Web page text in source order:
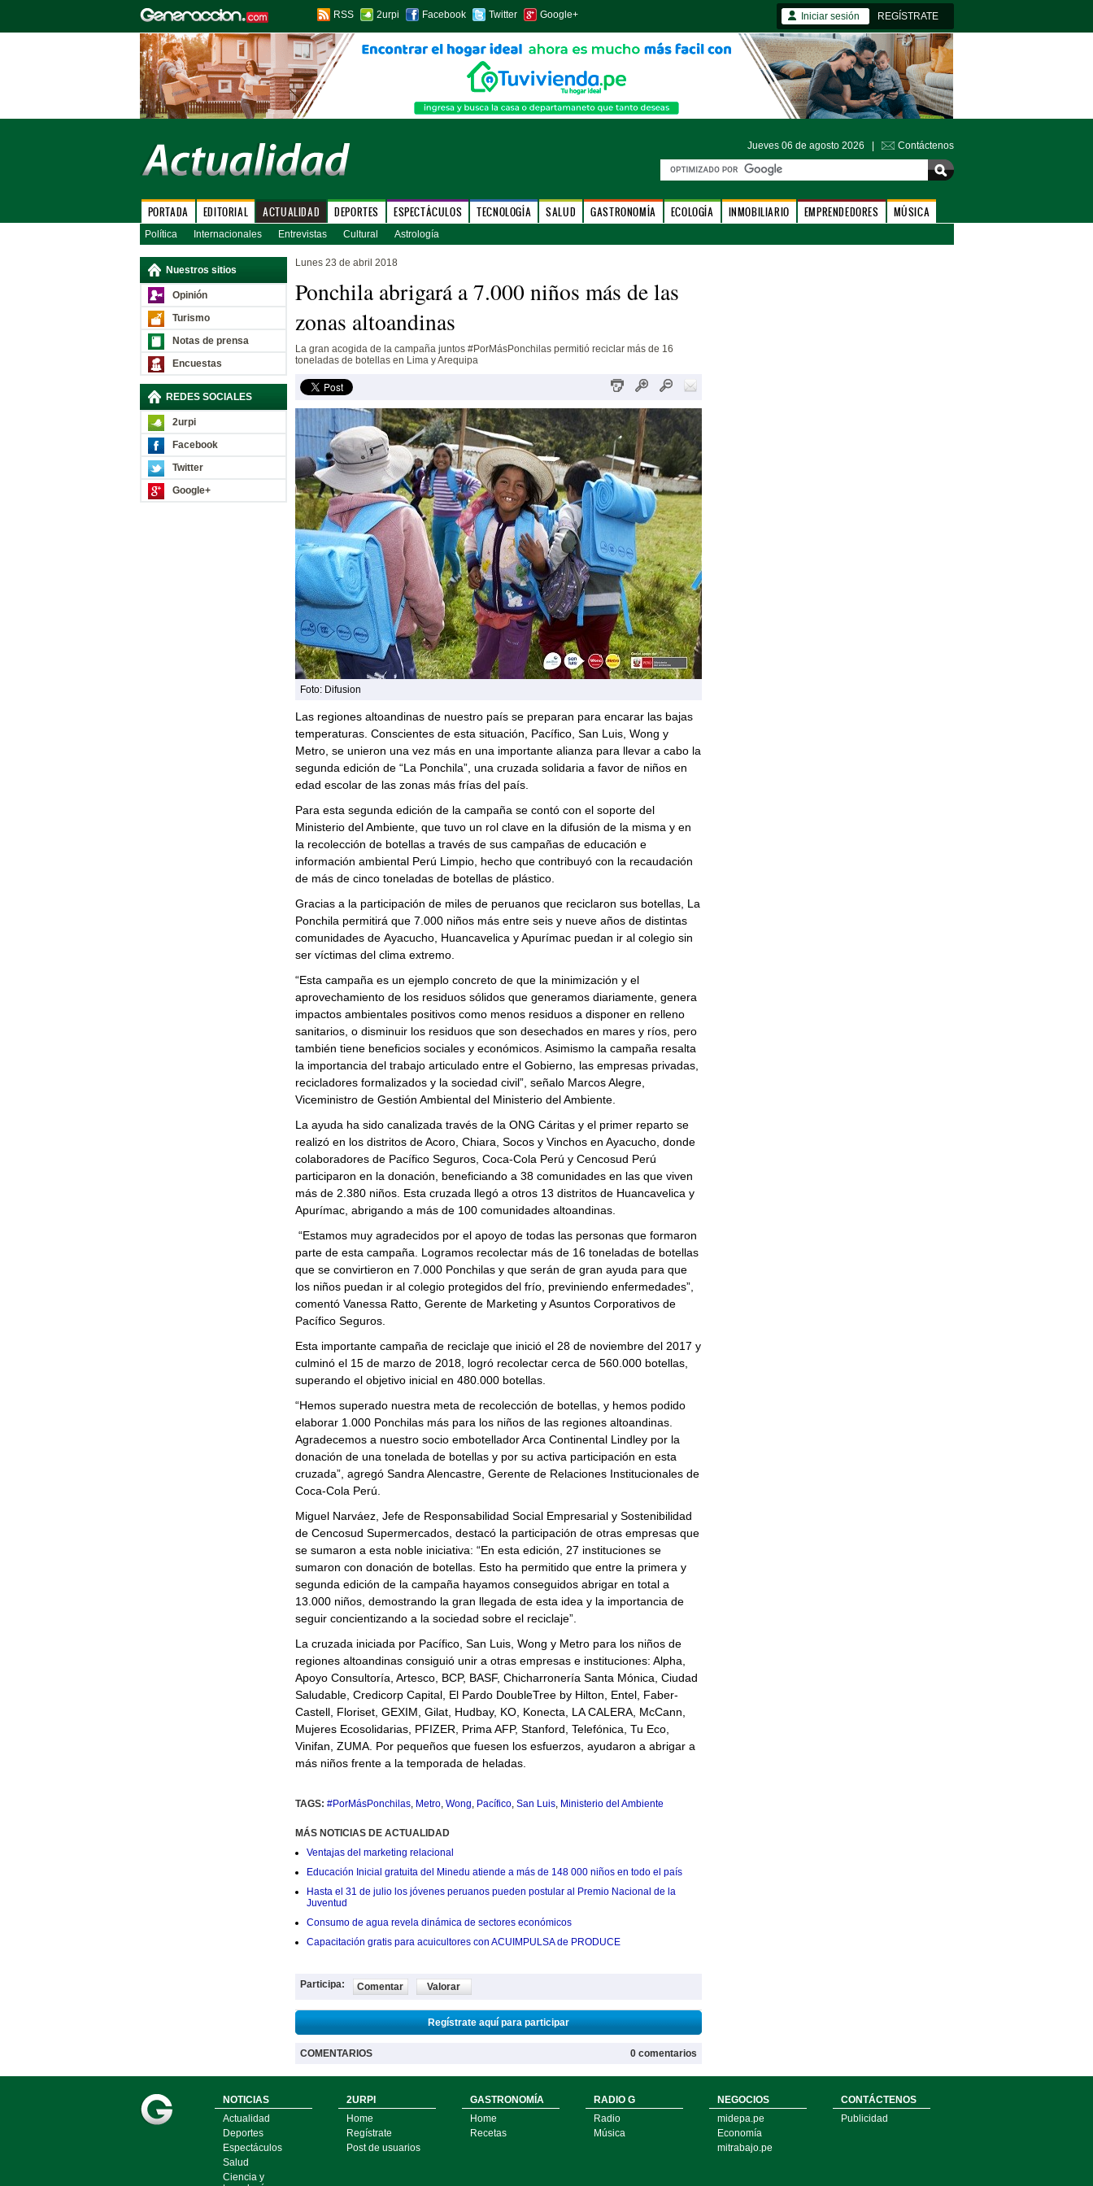
RSS 2urpi Facebook Twitter Google+ Iniciar sesión REGÍSTRATE
Jueves 06 de agosto 2026 | Contáctenos
PORTADA EDITORIAL ACTUALIDAD DEPORTES ESPECTÁCULOS TECNOLOGÍA SALUD GASTRONOMÍA ECOLOGÍA INMOBILIARIO EMPRENDEDORES MÚSICA
Política Internacionales Entrevistas Cultural Astrología
Nuestros sitios
Opinión
Turismo
Notas de prensa
Encuestas
REDES SOCIALES
2urpi
Facebook
Twitter
Google+
Lunes 23 de abril 2018
Ponchila abrigará a 7.000 niños más de las
zonas altoandinas
La gran acogida de la campaña juntos #PorMásPonchilas permitió reciclar más de 16
toneladas de botellas en Lima y Arequipa
Foto: Difusion
Las regiones altoandinas de nuestro país se preparan para encarar las bajas
temperaturas. Conscientes de esta situación, Pacífico, San Luis, Wong y
Metro, se unieron una vez más en una importante alianza para llevar a cabo la
segunda edición de “La Ponchila”, una cruzada solidaria a favor de niños en
edad escolar de las zonas más frías del país.
Para esta segunda edición de la campaña se contó con el soporte del
Ministerio del Ambiente, que tuvo un rol clave en la difusión de la misma y en
la recolección de botellas a través de sus campañas de educación e
información ambiental Perú Limpio, hecho que contribuyó con la recaudación
de más de cinco toneladas de botellas de plástico.
Gracias a la participación de miles de peruanos que reciclaron sus botellas, La
Ponchila permitirá que 7.000 niños más entre seis y nueve años de distintas
comunidades de Ayacucho, Huancavelica y Apurímac puedan ir al colegio sin
ser víctimas del clima extremo.
“Esta campaña es un ejemplo concreto de que la minimización y el
aprovechamiento de los residuos sólidos que generamos diariamente, genera
impactos ambientales positivos como menos residuos a disponer en relleno
sanitarios, o disminuir los residuos que son desechados en mares y ríos, pero
también tiene beneficios sociales y económicos. Asimismo la campaña resalta
la importancia del trabajo articulado entre el Gobierno, las empresas privadas,
recicladores formalizados y la sociedad civil”, señalo Marcos Alegre,
Viceministro de Gestión Ambiental del Ministerio del Ambiente.
La ayuda ha sido canalizada través de la ONG Cáritas y el primer reparto se
realizó en los distritos de Acoro, Chiara, Socos y Vinchos en Ayacucho, donde
colaboradores de Pacífico Seguros, Coca-Cola Perú y Cencosud Perú
participaron en la donación, beneficiando a 38 comunidades en las que viven
más de 2.380 niños. Esta cruzada llegó a otros 13 distritos de Huancavelica y
Apurímac, abrigando a más de 100 comunidades altoandinas.
“Estamos muy agradecidos por el apoyo de todas las personas que formaron
parte de esta campaña. Logramos recolectar más de 16 toneladas de botellas
que se convirtieron en 7.000 Ponchilas y que serán de gran ayuda para que
los niños puedan ir al colegio protegidos del frío, previniendo enfermedades”,
comentó Vanessa Ratto, Gerente de Marketing y Asuntos Corporativos de
Pacífico Seguros.
Esta importante campaña de reciclaje que inició el 28 de noviembre del 2017 y
culminó el 15 de marzo de 2018, logró recolectar cerca de 560.000 botellas,
superando el objetivo inicial en 480.000 botellas.
“Hemos superado nuestra meta de recolección de botellas, y hemos podido
elaborar 1.000 Ponchilas más para los niños de las regiones altoandinas.
Agradecemos a nuestro socio embotellador Arca Continental Lindley por la
donación de una tonelada de botellas y por su activa participación en esta
cruzada”, agregó Sandra Alencastre, Gerente de Relaciones Institucionales de
Coca-Cola Perú.
Miguel Narváez, Jefe de Responsabilidad Social Empresarial y Sostenibilidad
de Cencosud Supermercados, destacó la participación de otras empresas que
se sumaron a esta noble iniciativa: “En esta edición, 27 instituciones se
sumaron con donación de botellas. Esto ha permitido que entre la primera y
segunda edición de la campaña hayamos conseguidos abrigar en total a
13.000 niños, demostrando la gran llegada de esta idea y la importancia de
seguir concientizando a la sociedad sobre el reciclaje”.
La cruzada iniciada por Pacífico, San Luis, Wong y Metro para los niños de
regiones altoandinas consiguió unir a otras empresas e instituciones: Alpha,
Apoyo Consultoría, Artesco, BCP, BASF, Chicharronería Santa Mónica, Ciudad
Saludable, Credicorp Capital, El Pardo DoubleTree by Hilton, Entel, Faber-
Castell, Floriset, GEXIM, Gilat, Hudbay, KO, Konecta, LA CALERA, McCann,
Mujeres Ecosolidarias, PFIZER, Prima AFP, Stanford, Telefónica, Tu Eco,
Vinifan, ZUMA. Por pequeños que fuesen los esfuerzos, ayudaron a abrigar a
más niños frente a la temporada de heladas.
TAGS: #PorMásPonchilas, Metro, Wong, Pacífico, San Luis, Ministerio del Ambiente
MÁS NOTICIAS DE ACTUALIDAD
Ventajas del marketing relacional
Educación Inicial gratuita del Minedu atiende a más de 148 000 niños en todo el país
Hasta el 31 de julio los jóvenes peruanos pueden postular al Premio Nacional de la
Juventud
Consumo de agua revela dinámica de sectores económicos
Capacitación gratis para acuicultores con ACUIMPULSA de PRODUCE
Participa: Comentar Valorar
Regístrate aquí para participar
COMENTARIOS 0 comentarios
NOTICIAS
Actualidad
Deportes
Espectáculos
Salud
Ciencia y
2URPI
Home
Regístrate
Post de usuarios
GASTRONOMÍA
Home
Recetas
RADIO G
Radio
Música
NEGOCIOS
midepa.pe
Economía
mitrabajo.pe
CONTÁCTENOS
Publicidad